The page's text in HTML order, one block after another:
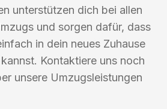
unterstützen dich bei allen
und sorgen dafür, dass
in dein neues Zuhause
Kontaktiere uns noch
unsere Umzugsleistungen